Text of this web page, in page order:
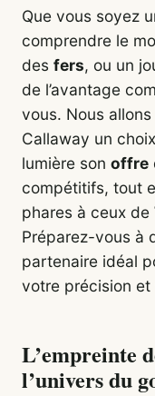
Que vous soyez
comprendre le
des fers, ou un
de l’avantage
vous. Nous
Callaway un
lumière son offre
compétitifs, tout
phares à ceux de
Préparez-vous à
partenaire idéal
votre précision
L’empreinte
l’univers du